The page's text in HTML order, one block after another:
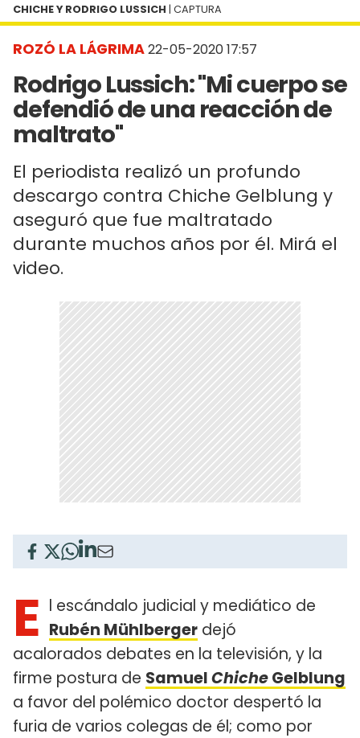
ROZÓ LA LÁGRIMA22-05-2020 17:57
Rodrigo Lussich: "Mi cuerpo se
defendió de una reacción de
maltrato"
El periodista realizó un profundo
descargo contra Chiche Gelblung y
aseguró que fue maltratado
durante muchos años por él. Mirá el
video.
CHICHE Y RODRIGO LUSSICH | CAPTURA
E l escándalo judicial y mediático de
Rubén Mühlberger dejó
acalorados debates en la televisión, y la
firme postura de SamuelChicheGelblung
a favor del polémico doctor despertó la
furia de varios colegas de él; como por